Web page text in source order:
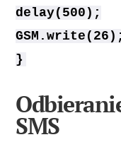
delay(500);
}
SMS